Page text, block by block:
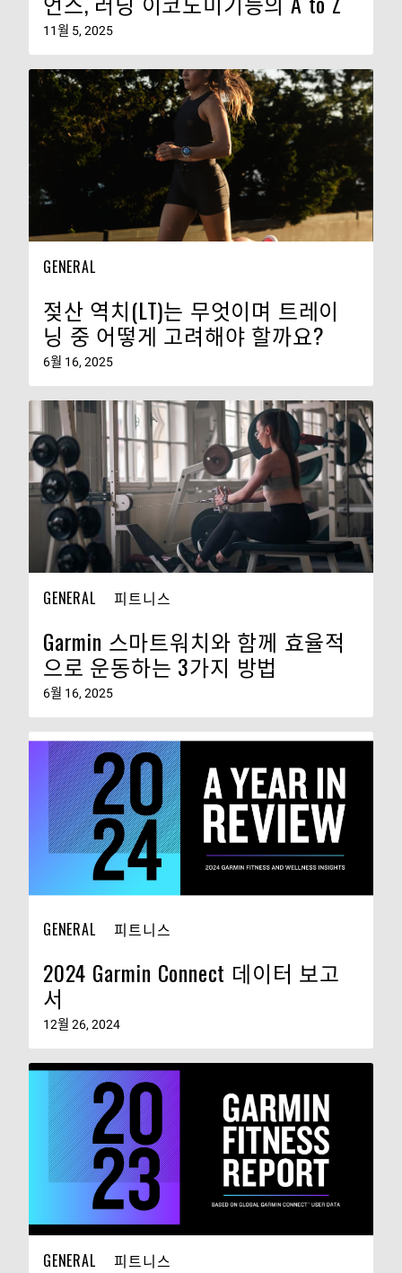
11월 5, 2025
GENERAL
젖산 역치(LT)는 무엇이며 트레이
닝 중 어떻게 고려해야 할까요?
6월 16, 2025
GENERAL 피트니스
Garmin 스마트워치와 함께 효율적
으로 운동하는 3가지 방법
6월 16, 2025
GENERAL 피트니스
2024 Garmin Connect 데이터 보고
서
12월 26, 2024
GENERAL 피트니스